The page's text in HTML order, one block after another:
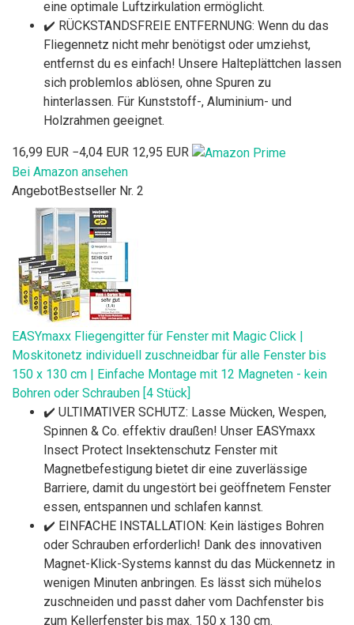
eine optimale Luftzirkulation ermöglicht.
✔️ RÜCKSTANDSFREIE ENTFERNUNG: Wenn du das
Fliegennetz nicht mehr benötigst oder umziehst,
entfernst du es einfach! Unsere Halteplättchen lassen
sich problemlos ablösen, ohne Spuren zu
hinterlassen. Für Kunststoff-, Aluminium- und
Holzrahmen geeignet.
16,99 EUR −4,04 EUR 12,95 EUR
Bei Amazon ansehen
AngebotBestseller Nr. 2
EASYmaxx Fliegengitter für Fenster mit Magic Click |
Moskitonetz individuell zuschneidbar für alle Fenster bis
150 x 130 cm | Einfache Montage mit 12 Magneten - kein
Bohren oder Schrauben [4 Stück]
✔️ ULTIMATIVER SCHUTZ: Lasse Mücken, Wespen,
Spinnen & Co. effektiv draußen! Unser EASYmaxx
Insect Protect Insektenschutz Fenster mit
Magnetbefestigung bietet dir eine zuverlässige
Barriere, damit du ungestört bei geöffnetem Fenster
essen, entspannen und schlafen kannst.
✔️ EINFACHE INSTALLATION: Kein lästiges Bohren
oder Schrauben erforderlich! Dank des innovativen
Magnet-Klick-Systems kannst du das Mückennetz in
wenigen Minuten anbringen. Es lässt sich mühelos
zuschneiden und passt daher vom Dachfenster bis
zum Kellerfenster bis max. 150 x 130 cm.